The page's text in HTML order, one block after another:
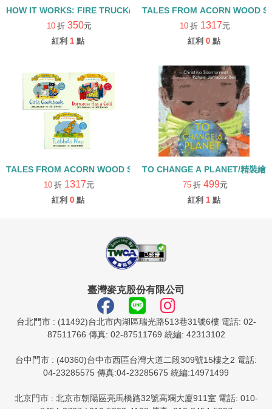
HOW IT WORKS: FIRE TRUCK/硬頁書
10 折 350元
紅利 1 點
TALES FROM ACORN WOOD
10 折 1317元
紅利 0 點
TALES FROM ACORN WOOD STORY COLLECTION 生活日常組/
10 折 1317元
紅利 0 點
TO CHANGE A PLANET/精裝繪
75 折 499元
紅利 1 點
臺灣麥克股份有限公司
台北門市 : (11492)台北市內湖區瑞光路513巷31號6樓 電話: 02-
87511766 傳真: 02-87511769 統編: 42313102
台中門市 : (40360)台中市西區台灣大道二段309號15樓之2 電話:
04-23285575 傳真:04-23285675 統編:14971499
北京門市 : 北京市朝陽區亮馬橋路32號高斕大廈911室 電話: 010-